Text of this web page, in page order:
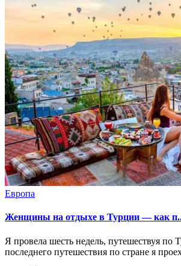
Европа
Женщины на отдыхе в Турции — как
Я провела шесть недель, путешествуя по
последнего путешествия по стране я